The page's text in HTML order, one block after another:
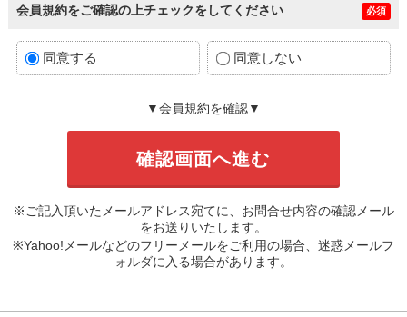
会員規約をご確認の上チェックをしてください 必須
同意する 同意しない
▼会員規約を確認▼
※ご記入頂いたメールアドレス宛てに、お問合せ内容の確認メール
をお送りいたします。
※Yahoo!メールなどのフリーメールをご利用の場合、迷惑メールフ
ォルダに入る場合があります。